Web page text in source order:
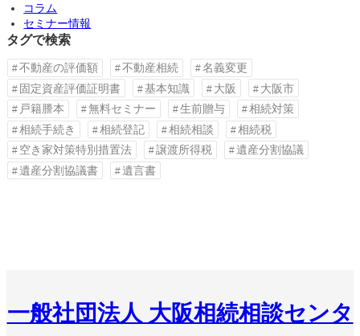
コラム
セミナー情報
タグで検索
不動産の評価額 不動産相続
名義変更
固定資産評価証明書
基本知識 大阪
大阪市
戸籍謄本
無料セミナー 生前贈与
相続対策
相続手続き
相続登記 相続相談
相続税
空き家対策特別措置法
譲渡所得税
遺産分割協議
遺産分割協議書
遺言書
一般社団法人 大阪相続相談センタ